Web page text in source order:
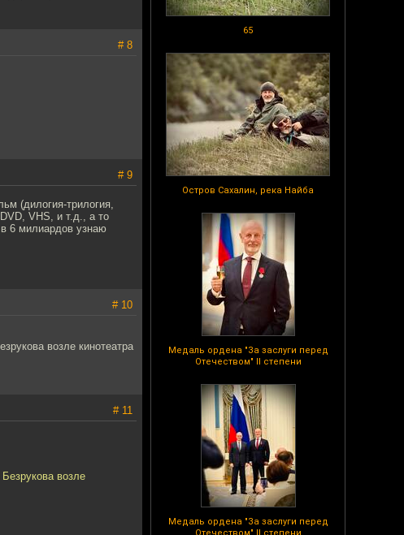
65
Остров Сахалин, река Найба
Медаль ордена "За заслуги перед
Отечеством" II степени
Медаль ордена "За заслуги перед
# 8
# 9
(дилогия-трилогия,
VHS, и т.д., а то
в 6 милиардов узнаю
# 10
возле кинотеатра
# 11
возле